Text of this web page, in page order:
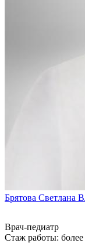
Брятова Светлана
Врач-педиатр
Стаж работы: более